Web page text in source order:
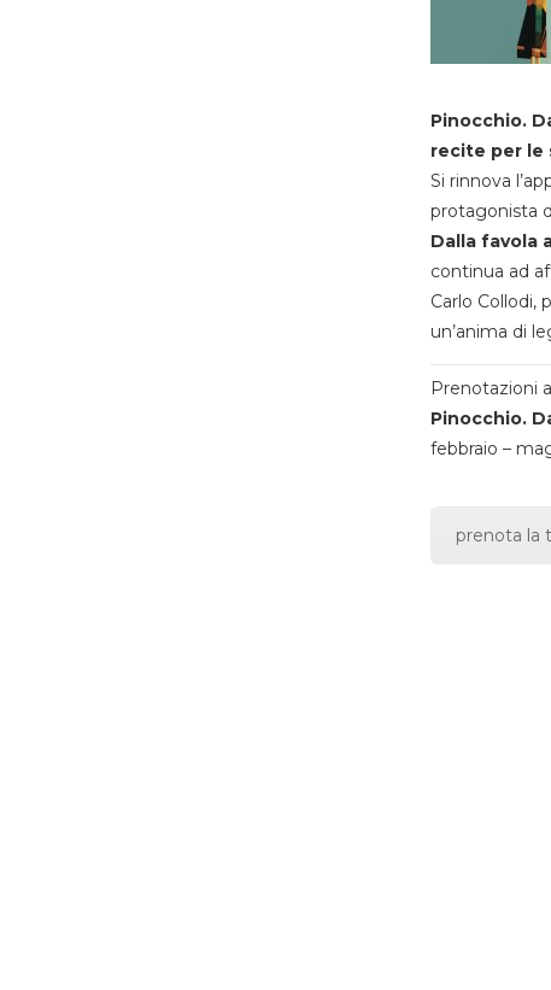
Pinocchio.
recite per le
Si rinnova
protagonista
Dalla favola
continua ad
Carlo Collodi,
un’anima di
Prenotazioni
Pinocchio.
febbraio –
prenota la